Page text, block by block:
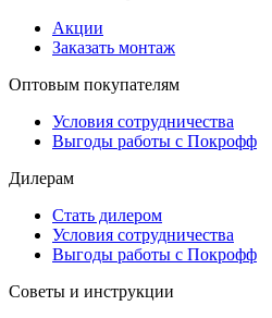
Акции
Заказать монтаж
Оптовым покупателям
Условия сотрудничества
Выгоды работы с Покрофф
Дилерам
Стать дилером
Условия сотрудничества
Выгоды работы с Покрофф
Советы и инструкции